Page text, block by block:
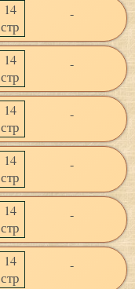
14
стр
-
14
стр
-
14
стр
-
14
стр
-
14
стр
-
14
стр
-